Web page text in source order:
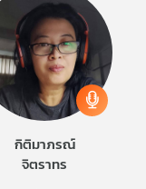
กิติมาภรณ์
จิตราทร